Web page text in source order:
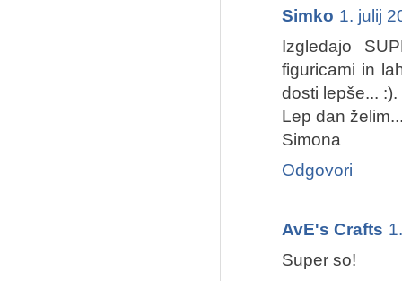
Simko 1. julij
Izgledajo
figuricami in
dosti lepše... :).
Lep dan
Simona
Odgovori
AvE's Crafts
Super so!